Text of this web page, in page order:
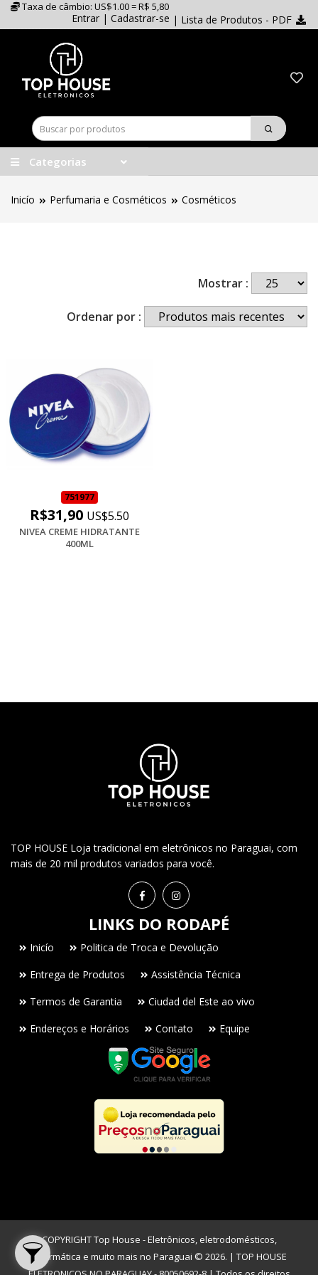
Taxa de câmbio: US$1.00 = R$ 5,80
Entrar | Cadastrar-se | Lista de Produtos - PDF
Categorias
Inicío Perfumaria e Cosméticos Cosméticos
Mostrar :
Ordenar por :
751977
R$31,90 US$5.50
NIVEA CREME HIDRATANTE
400ML
TOP HOUSE Loja tradicional em eletrônicos no Paraguai, com
mais de 20 mil produtos variados para você.
LINKS DO RODAPÉ
Inicío
Politica de Troca e Devolução
Entrega de Produtos
Assistência Técnica
Termos de Garantia
Ciudad del Este ao vivo
Endereços e Horários
Contato Equipe
COPYRIGHT Top House - Eletrônicos, eletrodomésticos,
informática e muito mais no Paraguai © 2026. | TOP HOUSE